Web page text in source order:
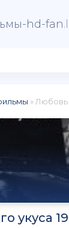
hd-fan
» Любовь с
укуса